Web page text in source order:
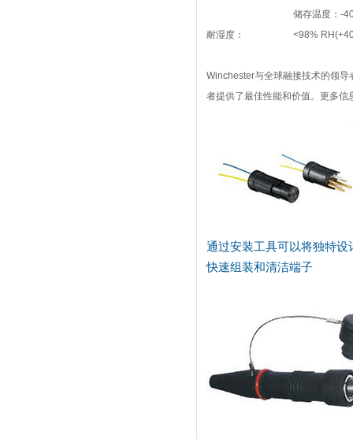
储存温度：-
耐湿度：
<98%
Winchester与全球融接技术的领
者提供了最佳性能和价值。更多信
通过安装工具可以将独特
快速组装和清洁端子